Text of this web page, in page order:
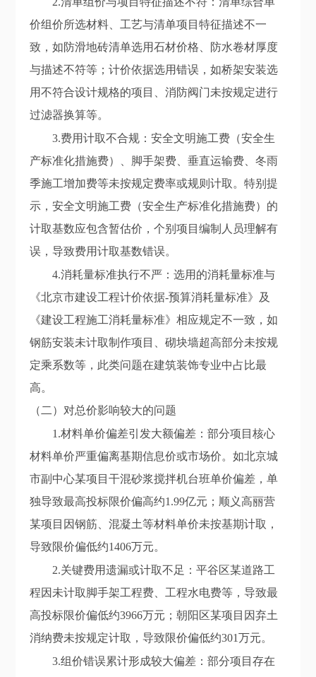
价组价所选材料、工艺与清单项目特征描述不一
致，如防滑地砖清单选用石材价格、防水卷材厚度
与描述不符等 ；计价依据选用错误，如桥架安装选
用不符合设计规格的项目
、消防阀门未按规定进行
过滤器换算等。
3.费用计取不合规：安全文明施工费 （安全生
产标准化措施费）
、脚手架费、垂直运输费、冬雨
季施工增加费等未按规定费率或规则计取。特别提
示，安全文明施工费 （安全生产标准化措施费） 的
计取基数应包含暂估价，个别项目编制人员理解有
误，导致费用计取基数错误。
4.消耗量标准执行不严：选用的消耗量标准与
《北京市建设工程计价依据-预算消耗量标准》 及
《建设工程施工消耗量标准》相应规定不一致，如
钢筋安装未计取制作项目
、砌块墙超高部分未按规
定乘系数等，此类问题在建筑装饰专业中占比最
高。
（二）对总价影响较大的问题
1.材料单价偏差引发大额偏差：部分项目核心
材料单价严重偏离基期信息价或市场价。如北京城
市副中心某项目干混砂浆搅拌机台班单价偏差，单
独导致最高投标限价偏高约1.99亿元；顺义高丽营
某项目因钢筋、混凝土等材料单价未按基期计取，
导致限价偏低约1406万元。
2.关键费用遗漏或计取不足 ：平谷区某道路工
程因未计取脚手架工程费、工程水电费等，导致最
高投标限价偏低约3966万元；朝阳区某项目因弃土
消纳费未按规定计取，导致限价偏低约301万元。
3.组价错误累计形成较大偏差：部分项目存在